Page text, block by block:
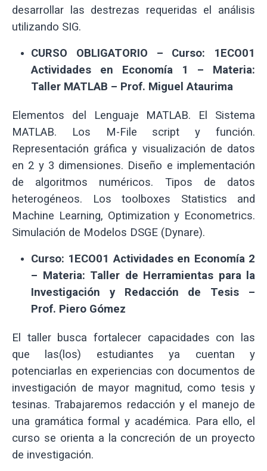
desarrollar las destrezas requeridas el análisis
utilizando SIG.
CURSO OBLIGATORIO – Curso: 1ECO01
Actividades en Economía 1 – Materia:
Taller MATLAB – Prof. Miguel Ataurima
Elementos del Lenguaje MATLAB. El Sistema
MATLAB. Los M-File script y función.
Representación gráfica y visualización de datos
en 2 y 3 dimensiones. Diseño e implementación
de algoritmos numéricos. Tipos de datos
heterogéneos. Los toolboxes Statistics and
Machine Learning, Optimization y Econometrics.
Simulación de Modelos DSGE (Dynare).
Curso: 1ECO01 Actividades en Economía 2
– Materia: Taller de Herramientas para la
Investigación y Redacción de Tesis –
Prof. Piero Gómez
El taller busca fortalecer capacidades con las
que las(los) estudiantes ya cuentan y
potenciarlas en experiencias con documentos de
investigación de mayor magnitud, como tesis y
tesinas. Trabajaremos redacción y el manejo de
una gramática formal y académica. Para ello, el
curso se orienta a la concreción de un proyecto
de investigación.